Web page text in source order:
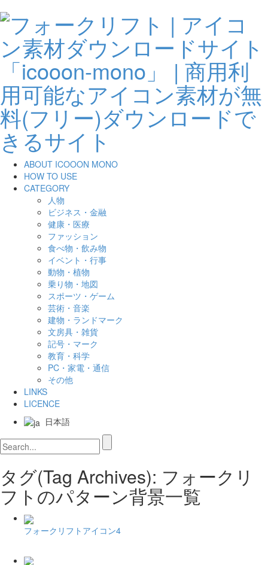
ABOUT ICOOON MONO
HOW TO USE
CATEGORY
人物
ビジネス・金融
健康・医療
ファッション
食べ物・飲み物
イベント・行事
動物・植物
乗り物・地図
スポーツ・ゲーム
芸術・音楽
建物・ランドマーク
文房具・雑貨
記号・マーク
教育・科学
PC・家電・通信
その他
LINKS
LICENCE
日本語
タグ(Tag Archives): フォークリ
フトのパターン背景一覧
フォークリフトアイコン4